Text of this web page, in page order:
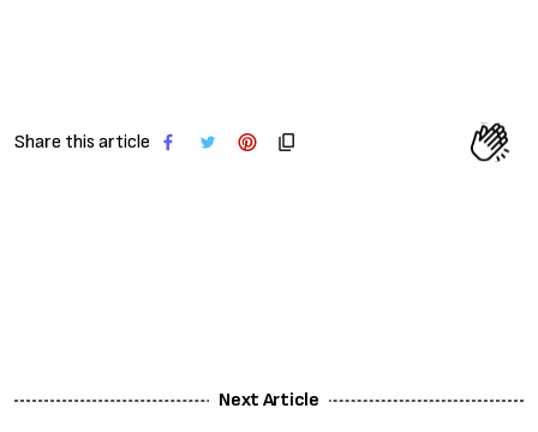
Share this article
Next Article